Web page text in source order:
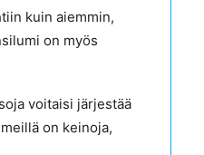
kuin aiemmin,
on myös
voitaisi järjestää
on keinoja,